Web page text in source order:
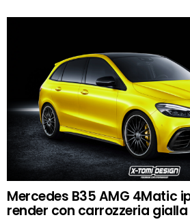
Mercedes B35 AMG 4Matic
render con carrozzeria gialla